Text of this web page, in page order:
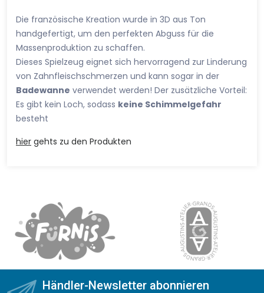
Die französische Kreation wurde in 3D aus Ton
handgefertigt, um den perfekten Abguss für die
Massenproduktion zu schaffen.
Dieses Spielzeug eignet sich hervorragend zur Linderung
von Zahnfleischschmerzen und kann sogar in der
Badewanne verwendet werden! Der zusätzliche Vorteil:
Es gibt kein Loch, sodass keine Schimmelgefahr
besteht
hier gehts zu den Produkten
Händler-Newsletter abonnieren